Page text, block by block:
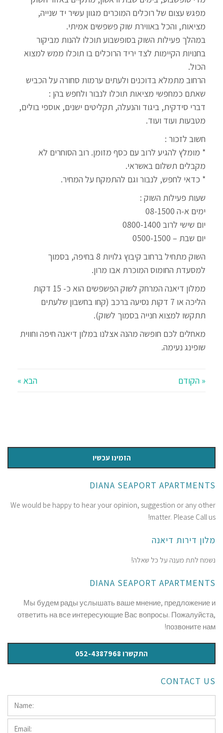
מפגש עצום של רוכלים המוכרים מגוון עשיר יד שנייה,
מציאות, והכל באווירת שוק פשפשים אמיתי.
במהלך פעילות השוק בסופשבוע תוכלו להנות מביקור
בחנויות הקיימות לצד יריד הרוכלים בו תוכלו ממש למצוא
הכול.
הרחוב מתמלא בדוכנים ולעתים ערמות סחורה על הכביש
שאתם כמחפשי מציאות תוכלו לנבור ולחפש בהן :
דברי סידקית, ביגוד והנעלה, תקליטים ישנים, אוספי בולים,
מטבעות ועוד ועוד.
חשוב לזכור :
* מומלץ להגיע לרוב עם כסף מזומן. רוב הסוחרים לא
מקבלים תשלום באשראי.
* כדאי לחפש, לנבור וגם להתמקח על המחיר.
שעות פעילות השוק :
ימים א-ה 08-1500
יום שישי לרוב 0800-1400
יום שבת – 0500-1500
השוק מתחיל ברחוב קיבוץ גלויות 8 בחיפה, בסמוך
למסעדת החומוס המוכרת אבו מרון.
ממלון דיאנה המרחק לשוק הפשפשים הוא כ- 15 דקות
הליכה או 7 דקות נסיעה ברכב (קחו בחשבון שלעתים
תתקשו למצוא חנייה בסמוך לשוק).
מאחלים לכם חופשה מהנה אצלנו במלון דיאנה חיפה וחווית
שופינג נעימה.
« הקודם הבא »
הזמינו עכשיו
DIANA SEAPORT APARTMENTS
We would be happy to hear your opinion, suggestion or any other
matter. Please Call us!
מלון דירות דיאנה
נשמח לתת מענה על כל שאלה!
DIANA SEAPORT APARTMENTS
Мы будем рады услышать ваше мнение, предложение и
ответить на все интересующие Вас вопросы. Пожалуйста,
позвоните нам!
התקשרו 052-4387968
CONTACT US
Name:
Email: